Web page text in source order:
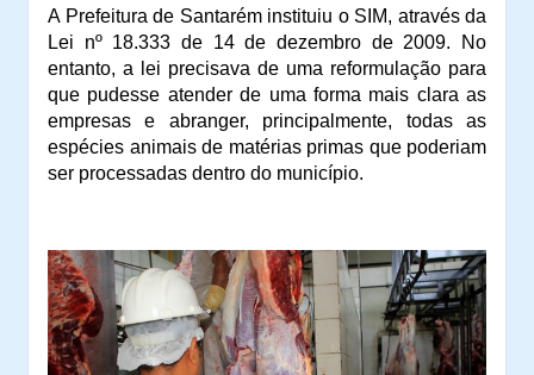
A Prefeitura de Santarém instituiu o SIM, através da
Lei nº 18.333 de 14 de dezembro de 2009. No
entanto, a lei precisava de uma reformulação para
que pudesse atender de uma forma mais clara as
empresas e abranger, principalmente, todas as
espécies animais de matérias primas que poderiam
ser processadas dentro do município.